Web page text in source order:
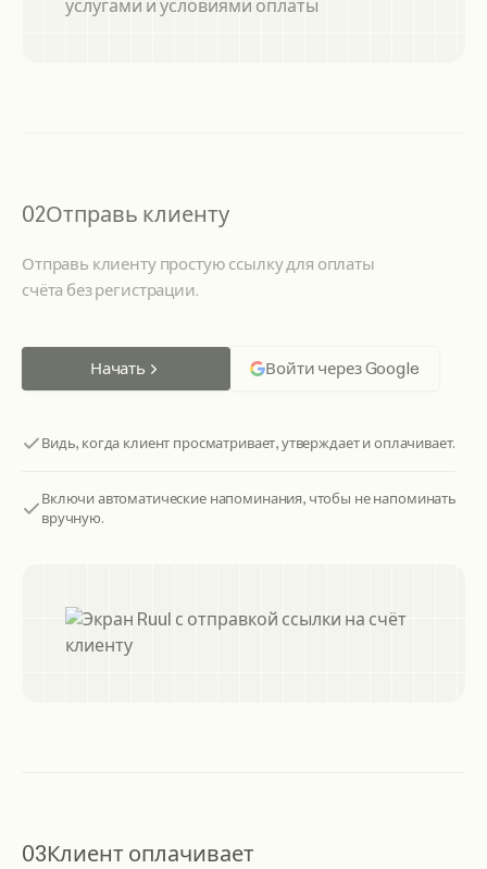
02Отправь клиенту
Отправь клиенту простую ссылку для оплаты
счёта без регистрации.
Начать Войти через Google
Видь, когда клиент просматривает, утверждает и оплачивает.
Включи автоматические напоминания, чтобы не напоминать
вручную.
03Клиент оплачивает